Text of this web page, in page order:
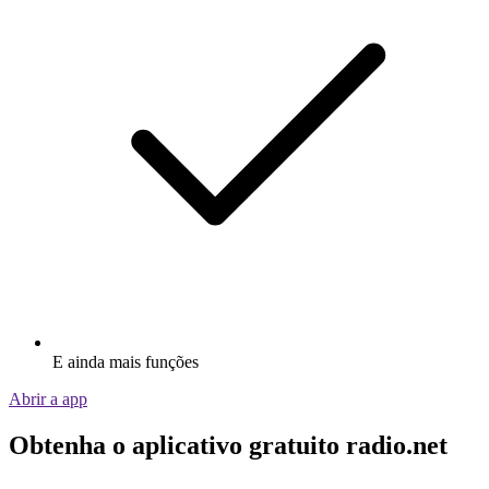
E ainda mais funções
Abrir a app
Obtenha o aplicativo gratuito radio.net